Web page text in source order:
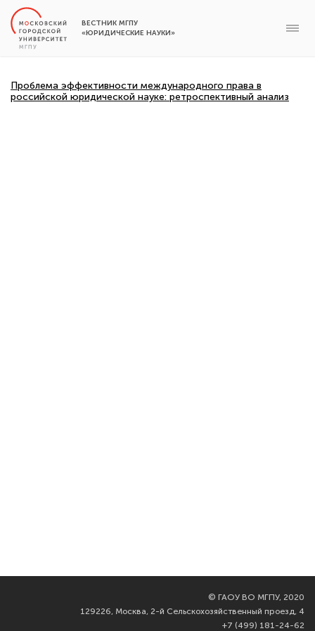
ВЕСТНИК МГПУ
«ЮРИДИЧЕСКИЕ НАУКИ»
Проблема эффективности международного права в
российской юридической науке: ретроспективный анализ
© ГАОУ ВО МГПУ, 2020
129226, Москва, 2-й Сельскохозяйственный проезд, 4
+7 (499) 181-24-62